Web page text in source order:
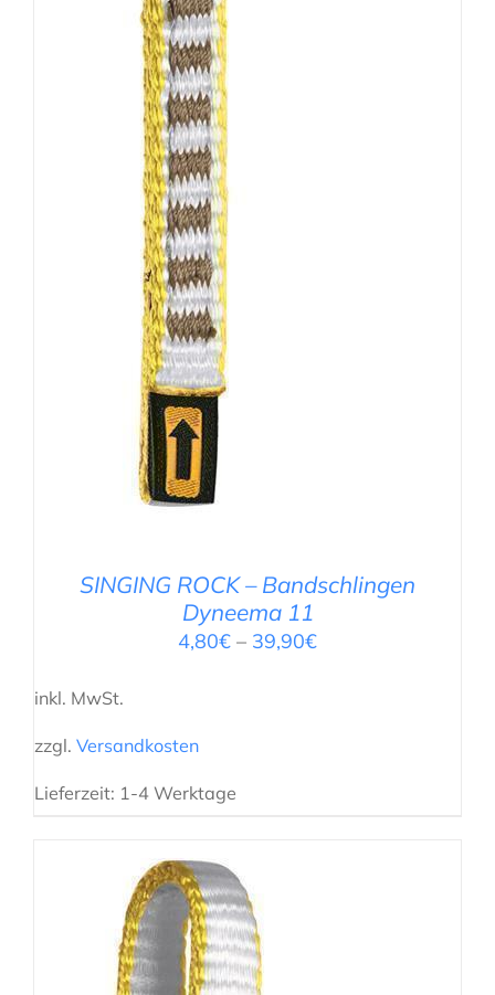
DETAILS
SINGING ROCK – Bandschlingen
Dyneema 11
4,80€ – 39,90€
inkl. MwSt.
zzgl. Versandkosten
Lieferzeit: 1-4 Werktage